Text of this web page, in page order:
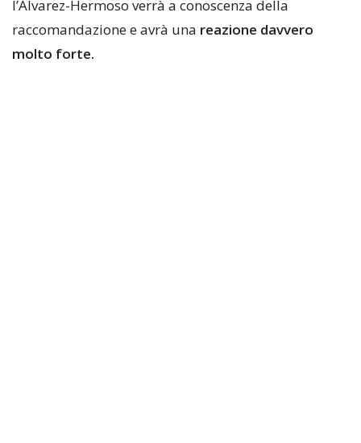
l’Alvarez-Hermoso verrà a conoscenza della
raccomandazione e avrà una reazione davvero
molto forte.